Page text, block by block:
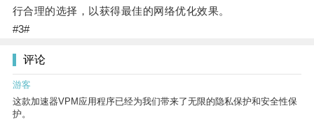
行合理的选择，以获得最佳的网络优化效果。
#3#
评论
游客
这款加速器VPM应用程序已经为我们带来了无限的隐私保护和安全性保
护。